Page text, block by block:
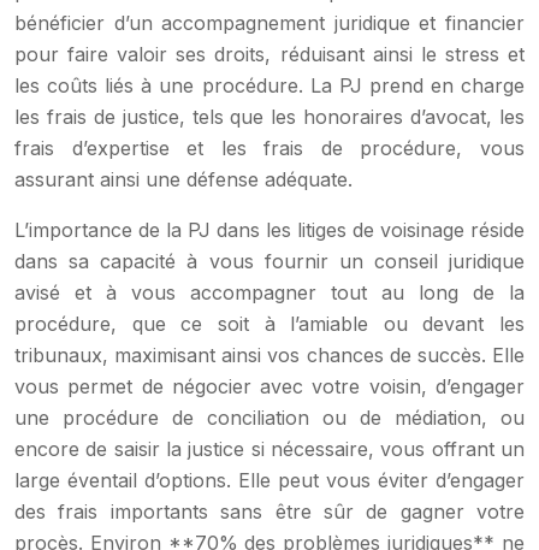
bénéficier d’un accompagnement juridique et financier
pour faire valoir ses droits, réduisant ainsi le stress et
les coûts liés à une procédure. La PJ prend en charge
les frais de justice, tels que les honoraires d’avocat, les
frais d’expertise et les frais de procédure, vous
assurant ainsi une défense adéquate.
L’importance de la PJ dans les litiges de voisinage réside
dans sa capacité à vous fournir un conseil juridique
avisé et à vous accompagner tout au long de la
procédure, que ce soit à l’amiable ou devant les
tribunaux, maximisant ainsi vos chances de succès. Elle
vous permet de négocier avec votre voisin, d’engager
une procédure de conciliation ou de médiation, ou
encore de saisir la justice si nécessaire, vous offrant un
large éventail d’options. Elle peut vous éviter d’engager
des frais importants sans être sûr de gagner votre
procès. Environ **70% des problèmes juridiques** ne